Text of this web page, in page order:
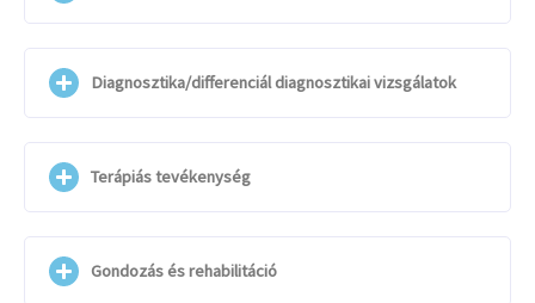
Diagnosztika/differenciál diagnosztikai vizsgálatok
Terápiás tevékenység
Gondozás és rehabilitáció